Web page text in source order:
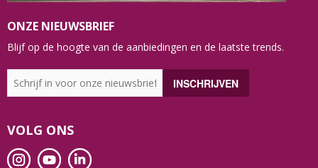
ONZE NIEUWSBRIEF
Blijf op de hoogte van de aanbiedingen en de laatste trends.
VOLG ONS